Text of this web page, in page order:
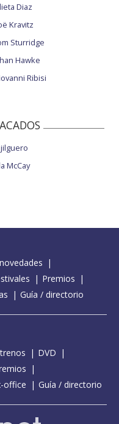
Diaz
Kravitz
Sturridge
Hawke
Ribisi
jilguero
McCay
Premios
Guía / directorio
DVD
office Guía / directorio